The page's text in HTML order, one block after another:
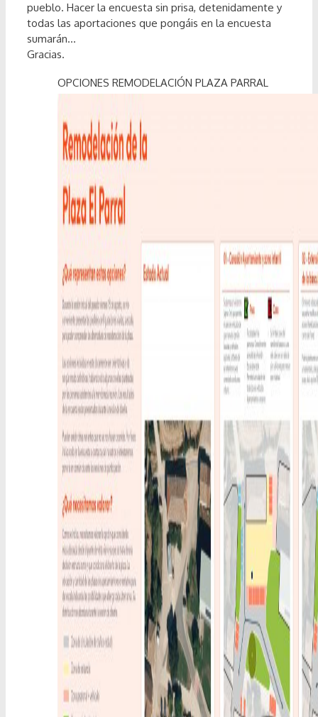
pueblo. Hacer la encuesta sin prisa, detenidamente y
todas las aportaciones que pongáis en la encuesta
sumarán…
Gracias.
OPCIONES REMODELACIÓN PLAZA PARRAL